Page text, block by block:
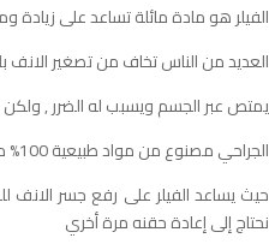
الفيلر هو مادة مائلة تساعد على زيادة
العديد من الناس تخاف من تصغير الانف
يمتص عبر الجسم ويسبب له الضرر , ولكن
الجراحي مصنوع من مواد طبيعية 100% موجودها من داخل جسم الانسان وهذا يعني انه ليس له أي ضرر فى إستخدامه بالحقن فى تصغير الانف بدون جراحه .
حيث يساعد الفيلر على رفع جسر
نحتاج إلى إعادة حقنه مرة أخري